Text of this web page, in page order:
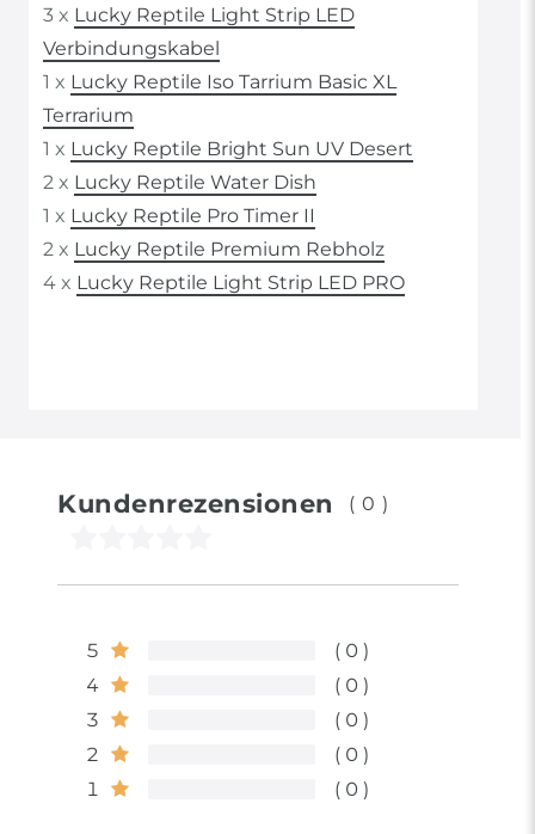
3 x Lucky Reptile Light Strip LED
Verbindungskabel
1 x Lucky Reptile Iso Tarrium Basic XL
Terrarium
1 x Lucky Reptile Bright Sun UV Desert
2 x Lucky Reptile Water Dish
1 x Lucky Reptile Pro Timer II
2 x Lucky Reptile Premium Rebholz
4 x Lucky Reptile Light Strip LED PRO
Kundenrezensionen (0)
5
0
4
0
3
0
2
0
1
0